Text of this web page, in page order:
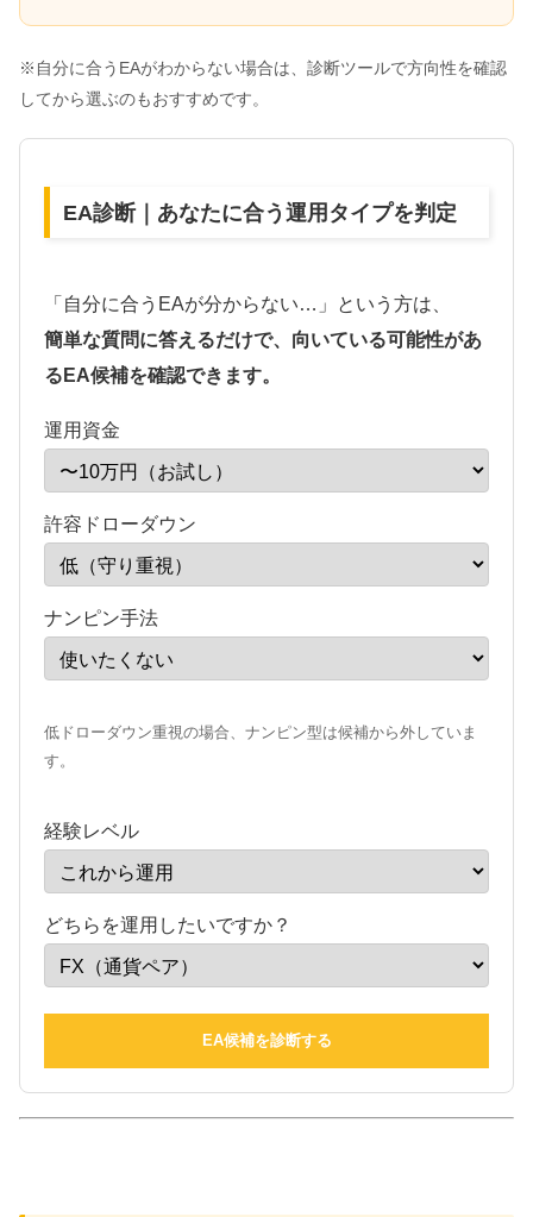
※自分に合うEAがわからない場合は、診断ツールで方向性を確認
してから選ぶのもおすすめです。
EA診断｜あなたに合う運用タイプを判定
「自分に合うEAが分からない…」という方は、
簡単な質問に答えるだけで、向いている可能性があ
るEA候補を確認できます。
運用資金
許容ドローダウン
ナンピン手法
低ドローダウン重視の場合、ナンピン型は候補から外していま
す。
経験レベル
どちらを運用したいですか？
EA候補を診断する